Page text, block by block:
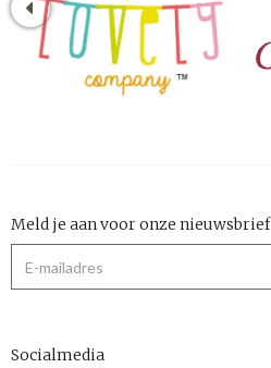
Meld je aan voor onze nieuwsbrief
Socialmedia